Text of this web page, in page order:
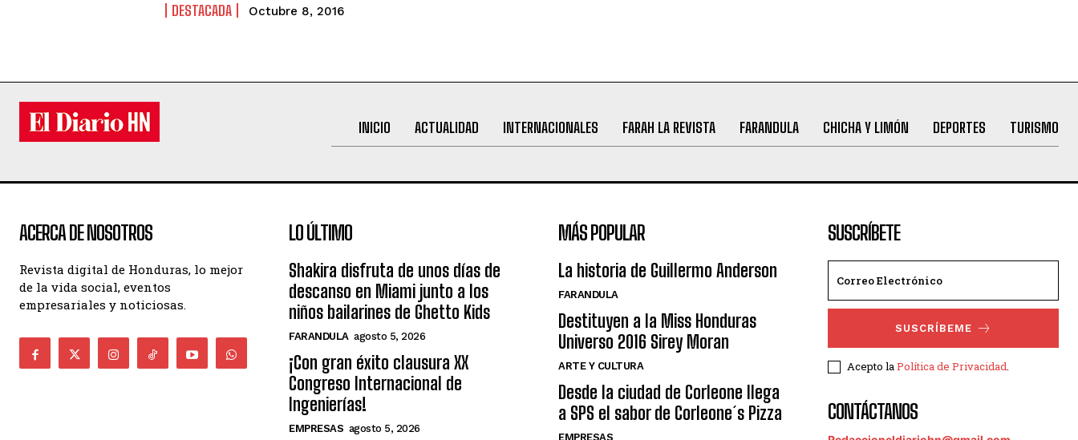
DESTACADA Octubre 8, 2016
INICIO ACTUALIDAD INTERNACIONALES FARAH LA REVISTA FARANDULA CHICHA Y LIMÓN DEPORTES TURISMO
ACERCA DE NOSOTROS
Revista digital de Honduras, lo mejor
de la vida social, eventos
empresariales y noticiosas.
LO ÚLTIMO
Shakira disfruta de unos días de
descanso en Miami junto a los
niños bailarines de Ghetto Kids
FARANDULA agosto 5, 2026
¡Con gran éxito clausura XX
Congreso Internacional de
Ingenierías!
EMPRESAS agosto 5, 2026
MÁS POPULAR
La historia de Guillermo Anderson
FARANDULA
Destituyen a la Miss Honduras
Universo 2016 Sirey Moran
ARTE Y CULTURA
Desde la ciudad de Corleone llega
a SPS el sabor de Corleone´s Pizza
EMPRESAS
SUSCRÍBETE
SUSCRÍBEME
Acepto laPolítica de Privacidad.
CONTÁCTANOS